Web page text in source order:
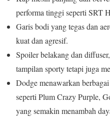
performa tinggi seperti SRT
Garis bodi yang tegas dan
kuat dan agresif.
Spoiler belakang dan
tampilan sporty tetapi juga
Dodge menawarkan
seperti Plum Crazy Purple,
yang semakin menambah